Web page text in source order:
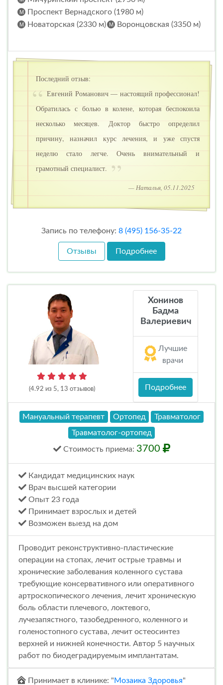
Проспект Вернадского (1980 м)
Новаторская (2330 м)
Воронцовская (3350 м)
Последний отзыв:
Евгений Романович — настоящий профессионал!
Обратилась с болью в колене, которая беспокоила
несколько месяцев. Доктор быстро определил
причину, назначил курс лечения, и уже спустя
неделю стало легче. Очень внимательный и
грамотный специалист.
— Наталья, 05.11.2025
Запись по телефону: 8 (495) 156-35-22
Отзывы Подробнее
(4.92 из 5, 13 отзывов)
Хонинов
Бадма
Валериевич
Лучшие
врачи
Подробнее
Мануальный терапевт Ортопед
Травматолог
Травматолог-ортопед
Стоимость приема: 3700
Кандидат медицинских наук
Врач высшей категории
Опыт 23 года
Принимает взрослых и детей
Возможен выезд на дом
Проводит реконструктивно-пластические
операции на стопах, лечит острые травмы и
хронические заболевания коленного сустава
требующие консервативного или оперативного
артроскопического лечения, лечит хроническую
боль области плечевого, локтевого,
лучезапястного, тазобедренного, коленного и
голеностопного сустава, лечит остеосинтез
верхней и нижней конечности. Автор 5 научных
работ по биодеградируемым имплантатам.
Принимает в клинике: "Мозаика Здоровья"